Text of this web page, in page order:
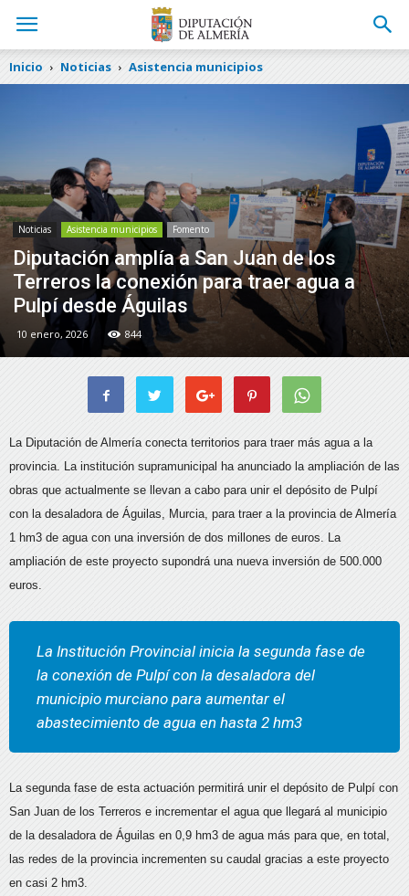
Inicio Noticias Asistencia municipios
Noticias Asistencia municipios Fomento
Diputación amplía a San Juan de los
Terreros la conexión para traer agua a
Pulpí desde Águilas
10 enero, 2026 844
La Diputación de Almería conecta territorios para traer más agua a la
provincia. La institución supramunicipal ha anunciado la ampliación de las
obras que actualmente se llevan a cabo para unir el depósito de Pulpí
con la desaladora de Águilas, Murcia, para traer a la provincia de Almería
1 hm3 de agua con una inversión de dos millones de euros. La
ampliación de este proyecto supondrá una nueva inversión de 500.000
euros.
La Institución Provincial inicia la segunda fase de
la conexión de Pulpí con la desaladora del
municipio murciano para aumentar el
abastecimiento de agua en hasta 2 hm3
La segunda fase de esta actuación permitirá unir el depósito de Pulpí con
San Juan de los Terreros e incrementar el agua que llegará al municipio
de la desaladora de Águilas en 0,9 hm3 de agua más para que, en total,
las redes de la provincia incrementen su caudal gracias a este proyecto
en casi 2 hm3.